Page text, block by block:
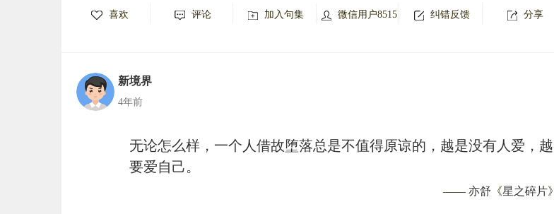
喜欢 评论 加入句集 微信用户8515 纠错反馈 分享
新境界
4年前
无论怎么样，一个人借故堕落总是不值得原谅的，越是没有人爱，越
要爱自己。
—— 亦舒 《星之碎片》